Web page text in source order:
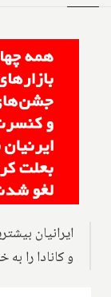
ایرانیان
و کانادا را